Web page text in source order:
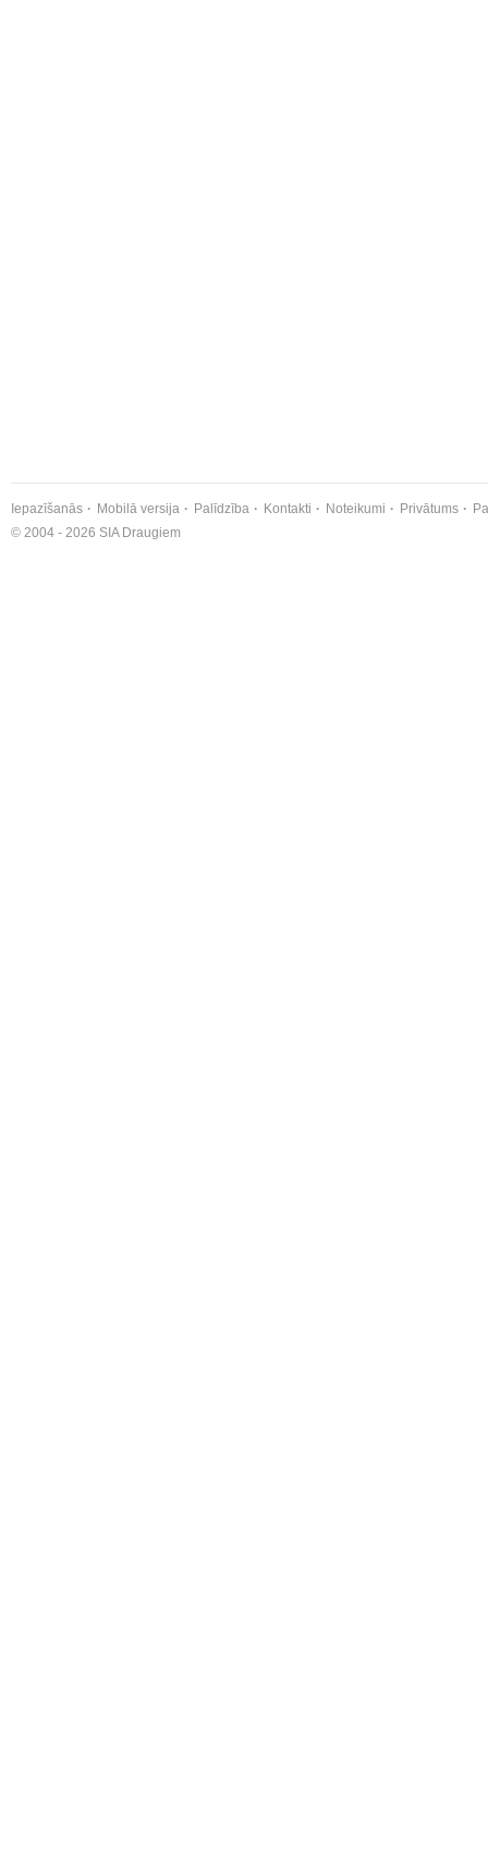
Iepazīšanās Mobilā versija Palīdzība Kontakti Noteikumi Privātums
© 2004 - 2026 SIA Draugiem